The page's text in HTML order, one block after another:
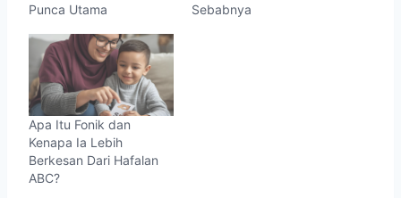
Punca Utama
Sebabnya
Apa Itu Fonik dan
Kenapa Ia Lebih
Berkesan Dari Hafalan
ABC?